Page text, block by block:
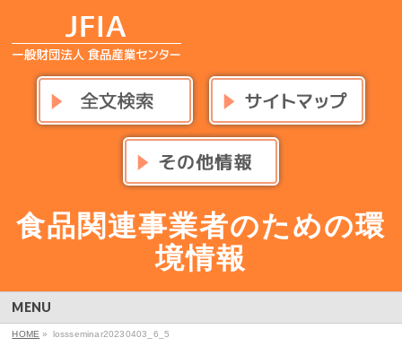
食品関連事業者のための環
境情報
MENU
HOME » lossseminar20230403_6_5